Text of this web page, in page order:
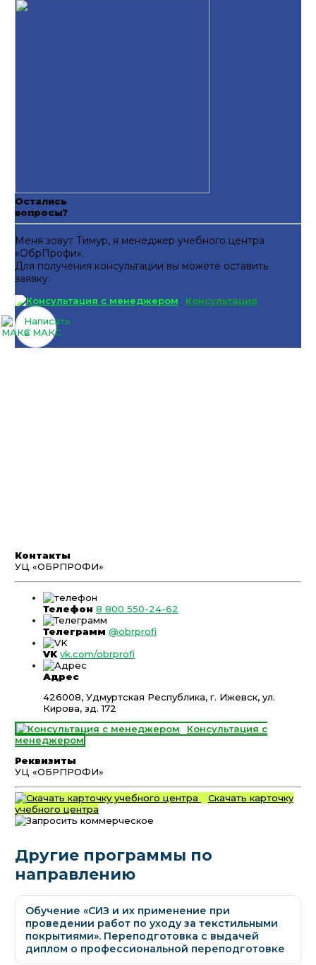
Остались
вопросы?
Меня зовут Тимур, я менеджер учебного центра
«ОбрПрофи».
Для получения консультации вы можете оставить
заявку:
Консультация
Написать
в МАКС
Контакты
УЦ «ОБРПРОФИ»
Телефон 8 800 550-24-62
Телеграмм @obrprofi
VK vk.com/obrprofi
Адрес
426008, Удмуртская Республика, г. Ижевск, ул.
Кирова, зд. 172
Консультация с
менеджером
Реквизиты
УЦ «ОБРПРОФИ»
Скачать карточку
учебного центра
Другие программы по
направлению
Обучение «СИЗ и их применение при
проведении работ по уходу за текстильными
покрытиями». Переподготовка с выдачей
диплом о профессиональной переподготовке